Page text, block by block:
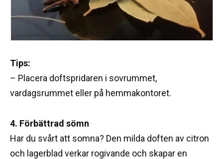
Tips:
– Placera doftspridaren i sovrummet,
vardagsrummet eller på hemmakontoret.
4. Förbättrad sömn
Har du svårt att somna? Den milda doften av citron
och lagerblad verkar rogivande och skapar en